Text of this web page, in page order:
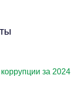
за 2024